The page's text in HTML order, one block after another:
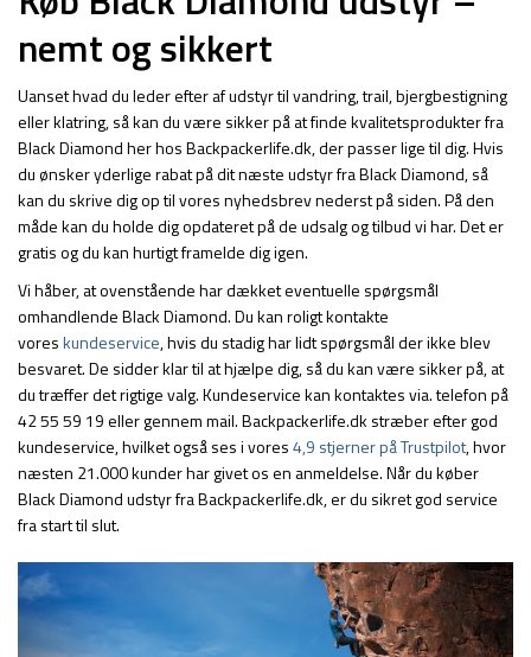
nemt og sikkert
Uanset hvad du leder efter af udstyr til vandring, trail, bjergbestigning
eller klatring, så kan du være sikker på at finde kvalitetsprodukter fra
Black Diamond her hos Backpackerlife.dk, der passer lige til dig. Hvis
du ønsker yderlige rabat på dit næste udstyr fra Black Diamond, så
kan du skrive dig op til vores nyhedsbrev nederst på siden. På den
måde kan du holde dig opdateret på de udsalg og tilbud vi har. Det er
gratis og du kan hurtigt framelde dig igen.
Vi håber, at ovenstående har dækket eventuelle spørgsmål
omhandlende Black Diamond. Du kan roligt kontakte
voreskundeservice, hvis du stadig har lidt spørgsmål der ikke blev
besvaret. De sidder klar til at hjælpe dig, så du kan være sikker på, at
du træffer det rigtige valg. Kundeservice kan kontaktes via. telefon på
42 55 59 19 eller gennem mail. Backpackerlife.dk stræber efter god
kundeservice, hvilket også ses i vores4,9 stjerner på Trustpilot, hvor
næsten 21.000 kunder har givet os en anmeldelse. Når du køber
Black Diamond udstyr fra Backpackerlife.dk, er du sikret god service
fra start til slut.